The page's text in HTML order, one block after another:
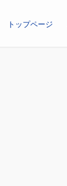
トップページ